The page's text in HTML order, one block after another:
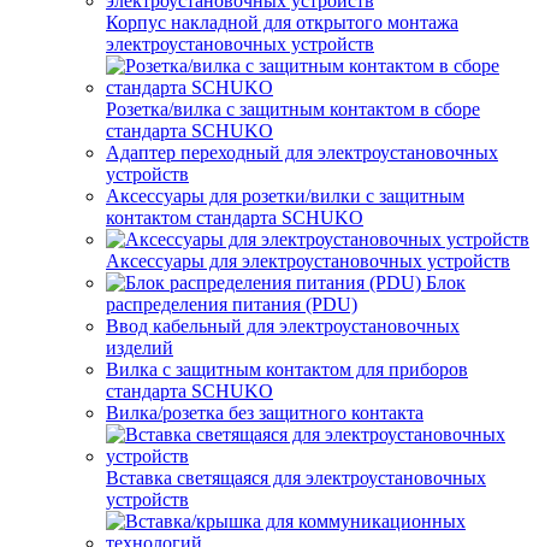
Корпус накладной для открытого монтажа
электроустановочных устройств
Розетка/вилка с защитным контактом в сборе
стандарта SCHUKO
Адаптер переходный для электроустановочных
устройств
Аксессуары для розетки/вилки с защитным
контактом стандарта SCHUKO
Аксессуары для электроустановочных устройств
Блок
распределения питания (PDU)
Ввод кабельный для электроустановочных
изделий
Вилка с защитным контактом для приборов
стандарта SCHUKO
Вилка/розетка без защитного контакта
Вставка светящаяся для электроустановочных
устройств